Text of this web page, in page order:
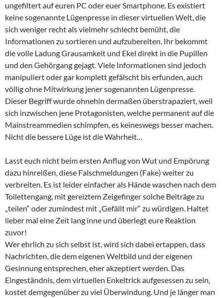
ungefiltert auf euren PC oder euer Smartphone. Es existiert
keine sogenannte Lügenpresse in dieser virtuellen Welt, die
sich weniger recht als vielmehr schlecht bemüht, die
Informationen zu sortieren und aufzubereiten. Ihr bekommt
die volle Ladung Grausamkeit und Ekel direkt in die Pupillen
und den Gehörgang gejagt. Viele Informationen sind jedoch
manipuliert oder gar komplett gefälscht bis erfunden, auch
völlig ohne Mitwirkung jener sogenannten Lügenpresse.
Dieser Begriff wurde ohnehin dermaßen überstrapaziert, weil
sich inzwischen jene Protagonisten, welche permanent auf die
Mainstreammedien schimpfen, es keineswegs besser machen.
Nicht die bessere Lüge ist die Wahrheit…
Lasst euch nicht beim ersten Anflug von Wut und Empörung
dazu hinreißen, diese Falschmeldungen (Fake) weiter zu
verbreiten. Es ist leider einfacher als Hände waschen nach dem
Toilettengang, mit gereiztem Zeigefinger solche Beiträge zu
„teilen“ oder zumindest mit „Gefällt mir“ zu würdigen. Haltet
lieber mal eine Zeit lang inne und überlegt eure Reaktion
zuvor!
Wer ehrlich zu sich selbst ist, wird sich dabei ertappen, dass
Nachrichten, die dem eigenen Weltbild und der eigenen
Gesinnung entsprechen, eher akzeptiert werden. Das
Eingeständnis, dem virtuellen Enkeltrick aufgesessen zu sein,
kostet demgegenüber zu viel Überwindung. Und je länger man